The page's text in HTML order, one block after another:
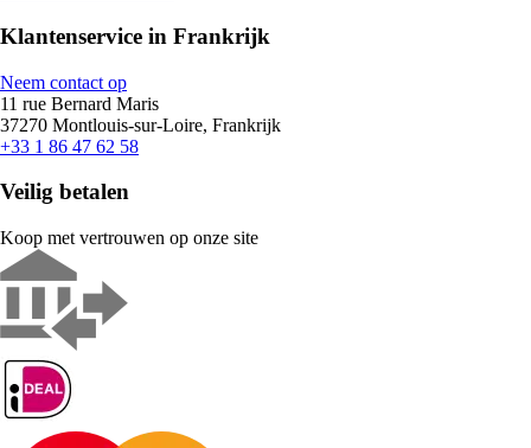
Klantenservice in Frankrijk
Neem contact op
11 rue Bernard Maris
37270 Montlouis-sur-Loire, Frankrijk
+33 1 86 47 62 58
Veilig betalen
Koop met vertrouwen op onze site